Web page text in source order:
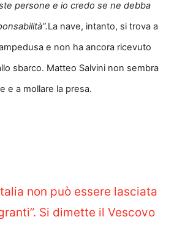
persone e io credo se ne debba
La nave, intanto, si trova a
e non ha ancora ricevuto
sbarco. Matteo Salvini non sembra
e a mollare la presa.
non può essere lasciata
Si dimette il Vescovo